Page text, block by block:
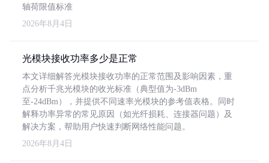
轴荷限值标准
2026年8月4日
光模块接收功率多少是正常
本文详细解答光模块接收功率的正常范围及影响因素，重
点分析千兆光模块的收光标准（典型值为-3dBm
至-24dBm），并提供不同速率光模块的参考值表格。同时
解释功率异常的常见原因（如光纤损耗、连接器问题）及
解决方案，帮助用户快速判断网络性能问题。
2026年8月4日